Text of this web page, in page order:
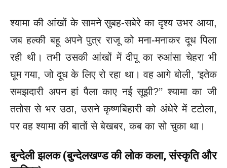
श्यामा की आंखों के सामने सुबह-सबेरे का दृश्य उभर आया,
जब हल्की बहू अपने पुत्र राजू को मना-मनाकर दूध पिला
रही थी। तभी उसकी आंखों में दीपू का रुआंसा चेहरा भी
घूम गया, जो दूध के लिए रो रहा था। वह आगे बोली, ‘इतेक
समझदारी अपन हां पैला काए नई सूझी?’’ श्यामा का जी
ततोस से भर उठा, उसने कृष्णबिहारी को अंधेरे में टटोला,
पर वह श्यामा की बातों से बेखबर, कब का सो चुका था।
बुन्देली झलक (बुन्देलखण्ड की लोक कला, संस्कृति और